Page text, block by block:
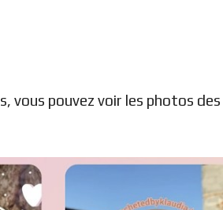
vous pouvez voir les photos